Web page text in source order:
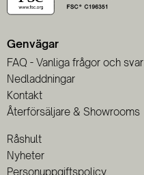
Genvägar
FAQ - Vanliga frågor och svar
Nedladdningar
Kontakt
Återförsäljare & Showrooms
Råshult
Nyheter
Personuppgiftspolicy